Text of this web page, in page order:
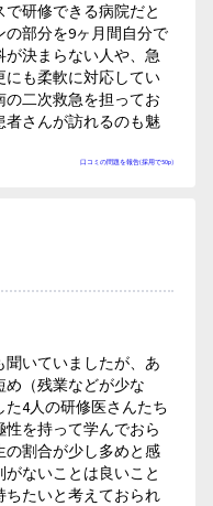
口コミの問題を報告(採用で50p)
研修できる病院だと
部分を9ヶ月間自分で
決まらない人や、急
にも柔軟に対応してい
二次救急を担ってお
者さんが訪れるのも魅
いていましたが、あ
め（残業などが少な
4人の研修医さんたち
を持って学んでおら
割合が少し多めと感
ないことは良いこと
ちたいと考えておられ